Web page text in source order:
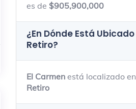
es de $905,900,000
¿En Dónde Está Ubicado
Retiro?
El Carmen está localizado en
Retiro